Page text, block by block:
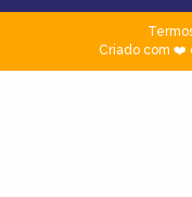
Criado com ❤️